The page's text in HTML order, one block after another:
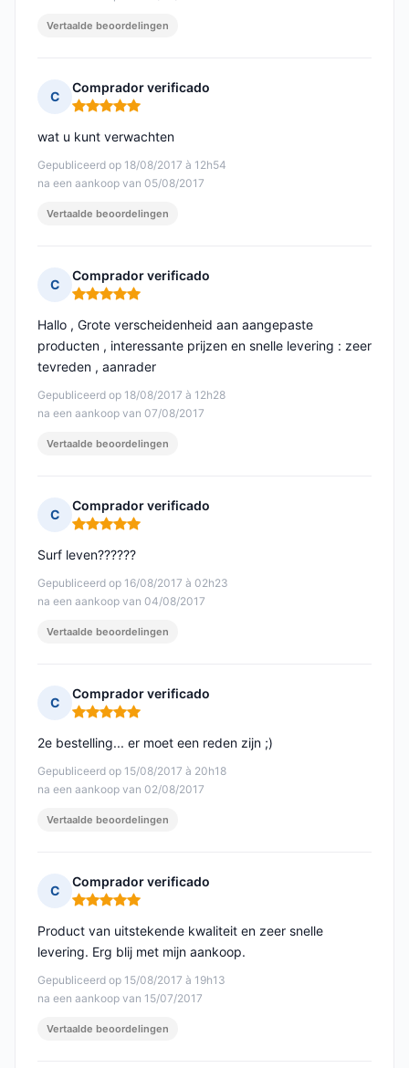
Vertaalde beoordelingen
C
Comprador verificado
Opmerking: 5 van 5
Gepubliceerd op 18/08/2017 à 12h54
na een aankoop van 05/08/2017
wat u kunt verwachten
Vertaalde beoordelingen
C
Comprador verificado
Opmerking: 5 van 5
Gepubliceerd op 18/08/2017 à 12h28
na een aankoop van 07/08/2017
Hallo , Grote verscheidenheid aan aangepaste
producten , interessante prijzen en snelle levering : zeer
tevreden , aanrader
Vertaalde beoordelingen
C
Comprador verificado
Opmerking: 5 van 5
Gepubliceerd op 16/08/2017 à 02h23
na een aankoop van 04/08/2017
Surf leven??????
Vertaalde beoordelingen
C
Comprador verificado
Opmerking: 5 van 5
Gepubliceerd op 15/08/2017 à 20h18
na een aankoop van 02/08/2017
2e bestelling... er moet een reden zijn ;)
Vertaalde beoordelingen
C
Comprador verificado
Opmerking: 5 van 5
Gepubliceerd op 15/08/2017 à 19h13
na een aankoop van 15/07/2017
Product van uitstekende kwaliteit en zeer snelle
levering. Erg blij met mijn aankoop.
Vertaalde beoordelingen